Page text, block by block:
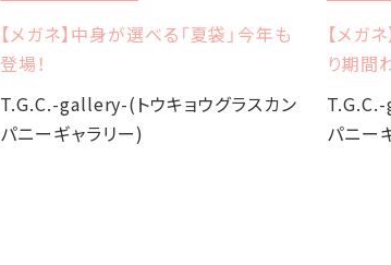
【メガネ】中身が選べる「夏袋」今年も
登場！
T.G.C.-gallery-(トウキョウグラスカン
パニーギャラリー)
【メガ
り期間
T.G.C.-
パニー